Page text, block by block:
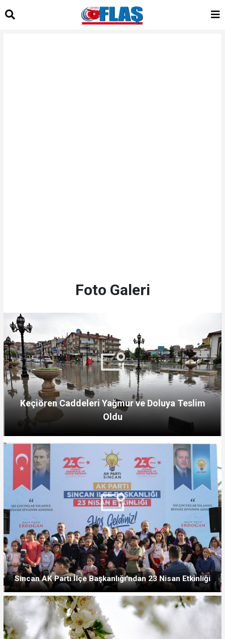
Foto Galeri
Keçiören Caddeleri Yağmur ve Doluya Teslim
Oldu
Sincan AK Parti İlçe Başkanlığı'ndan 23 Nisan Etkinliği